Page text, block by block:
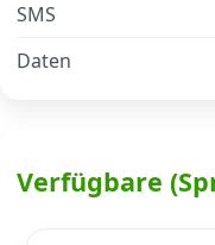
SMS
Daten
Verfügbare